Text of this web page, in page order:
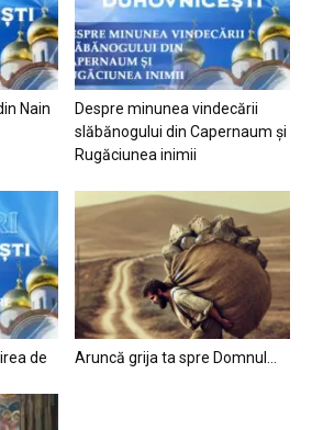
Nain
Despre minunea vindecării
slăbănogului din Capernaum și
Rugăciunea inimii
de
Aruncă grija ta spre Domnul…